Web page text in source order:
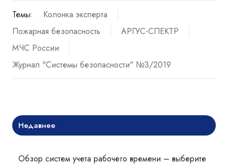
Темы:
Колонка эксперта
Пожарная безопасность
АРГУС-СПЕКТР
МЧС России
Журнал "Системы безопасности" №3/2019
Недавнее
Обзор систем учета рабочего времени – выберите